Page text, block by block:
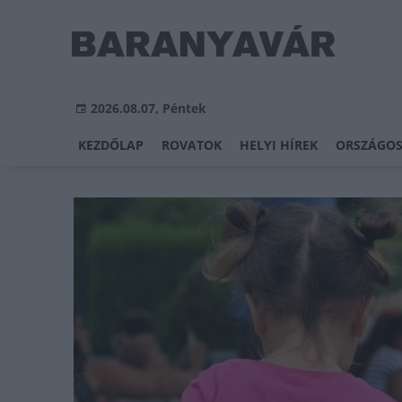
2026.08.07, Péntek
KEZDŐLAP ROVATOK HELYI HÍREK